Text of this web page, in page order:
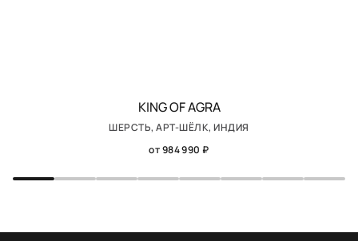
KING OF AGRA
ШЕРСТЬ, АРТ-ШЁЛК, ИНДИЯ
от 984 990 ₽